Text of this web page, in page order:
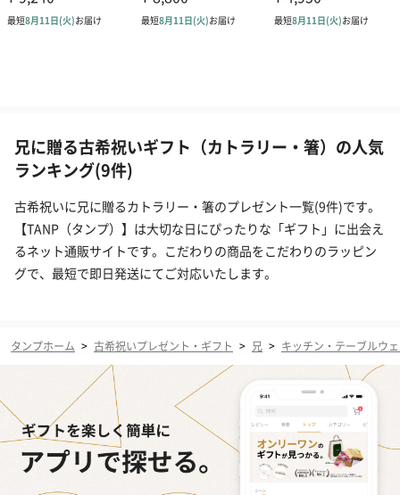
兄に贈る古希祝いギフト（カトラリー・箸）の人気
ランキング(9件)
古希祝いに兄に贈るカトラリー・箸のプレゼント一覧(9件)です。
【TANP（タンプ）】は大切な日にぴったりな「ギフト」に出会え
るネット通販サイトです。こだわりの商品をこだわりのラッピン
グで、最短で即日発送にてご対応いたします。
タンプホーム > 古希祝いプレゼント・ギフト > 兄 > キッチン・テーブルウ